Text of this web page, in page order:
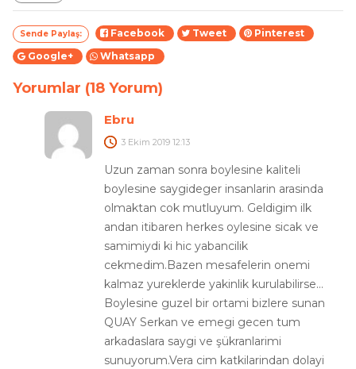
Sende Paylaş: Facebook Tweet
Pinterest
Google+
Whatsapp
Yorumlar (18 Yorum)
Ebru
3 Ekim 2019 12:13
Uzun zaman sonra boylesine kaliteli
boylesine saygideger insanlarin arasinda
olmaktan cok mutluyum. Geldigim ilk
andan itibaren herkes oylesine sicak ve
samimiydi ki hic yabancilik
cekmedim.Bazen mesafelerin onemi
kalmaz yureklerde yakinlik kurulabilirse…
Boylesine guzel bir ortami bizlere sunan
QUAY Serkan ve emegi gecen tum
arkadaslara saygi ve şükranlarimi
sunuyorum.Vera cim katkilarindan dolayi